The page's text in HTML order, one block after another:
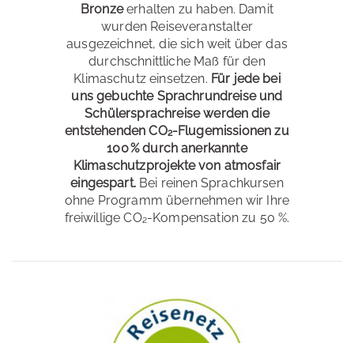
Bronzeerhalten zu haben. Damit
wurden Reiseveranstalter
ausgezeichnet, die sich weit über das
durchschnittliche Maß für den
Klimaschutz einsetzen. Für jede bei
uns gebuchte Sprachrundreise und
Schülersprachreise werden die
entstehenden CO₂-Flugemissionen zu
100 % durch anerkannte
Klimaschutzprojekte von atmosfair
eingespart.Bei reinen Sprachkursen
ohne Programm übernehmen wir Ihre
freiwillige CO₂-Kompensation zu 50 %.